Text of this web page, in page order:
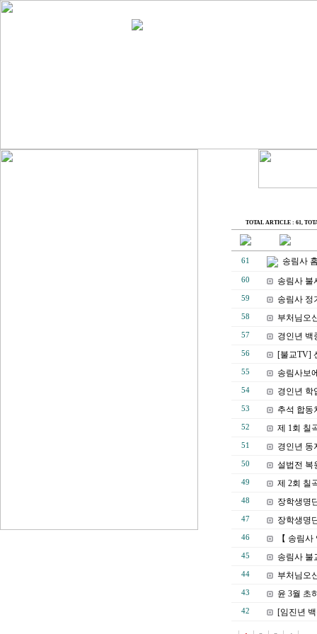
TOTAL ARTICLE : 61,
61 송림사
60 송림사 불
59 송림사 정
58 부처님오
57 경인년 백
56 [불교TV]
55 송림사보
54 경인년 학
53 추석 합동
52 제 1회 칠
51 경인년 동
50 설법전 복
49 제 2회 칠
48 장학생명
47 장학생명
46 【 송림
45 송림사 불
44 부처님오
43 윤 3월 초
42 [임진년